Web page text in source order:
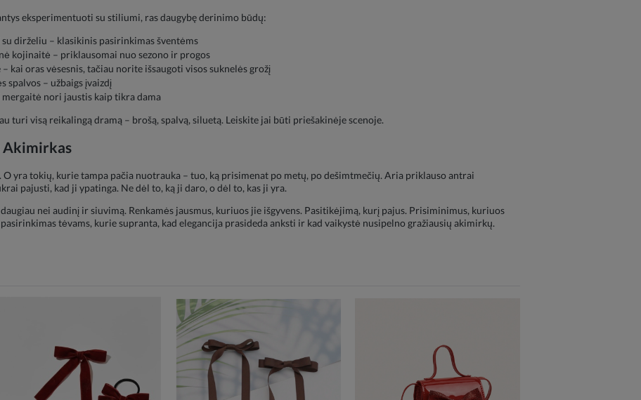
eksperimentuoti su stiliumi, ras daugybę derinimo būdų:
dirželiu – klasikinis pasirinkimas šventėms
kojinaitė – priklausomai nuo sezono ir progos
kai oras vėsesnis, tačiau norite išsaugoti visos suknelės grožį
spalvos – užbaigs įvaizdį
nori jaustis kaip tikra dama
turi visą reikalingą dramą – brošą, spalvą, siluetą. Leiskite jai būti priešakinėje scenoje.
Akimirkas
yra tokių, kurie tampa pačia nuotrauka – tuo, ką prisimenat po metų, po dešimtmečių. Aria priklauso antrai
pajusti, kad ji ypatinga. Ne dėl to, ką ji daro, o dėl to, kas ji yra.
nei audinį ir siuvimą. Renkamės jausmus, kuriuos jie išgyvens. Pasitikėjimą, kurį pajus. Prisiminimus, kuriuos
tėvams, kurie supranta, kad elegancija prasideda anksti ir kad vaikystė nusipelno gražiausių akimirkų.